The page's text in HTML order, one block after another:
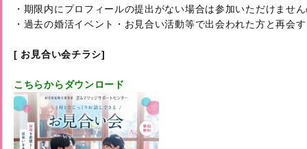
・期限内にプロフィールの提出がない場合は参加いただけませ
・過去の婚活イベント・お見合い活動等で出会われた方と再会
[ お見合い会チラシ]
こちらからダウンロード